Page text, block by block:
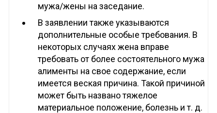
мужа/жены на заседание.
В заявлении также указываются
дополнительные особые требования. В
некоторых случаях жена вправе
требовать от более состоятельного мужа
алименты на свое содержание, если
имеется веская причина. Такой причиной
может быть названо тяжелое
материальное положение, болезнь и т. д.